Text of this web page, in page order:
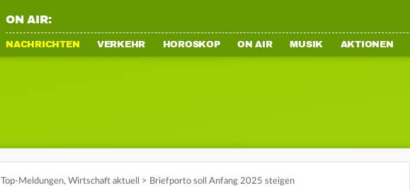
ON AIR:
NACHRICHTEN VERKEHR HOROSKOP ON AIR MUSIK AKTIONEN
Top-Meldungen, Wirtschaft aktuell > Briefporto soll Anfang 2025 steigen